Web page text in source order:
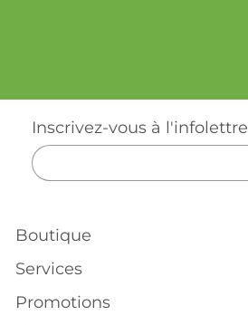
Inscrivez-vous à l'infolettre
Boutique
Services
Promotions